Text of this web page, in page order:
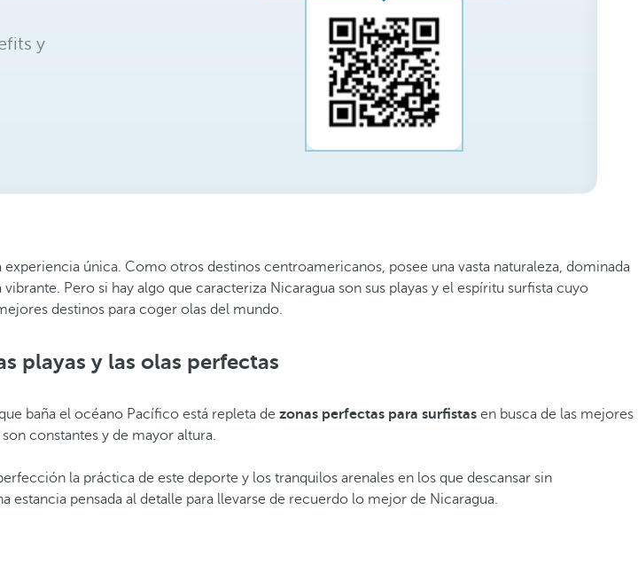
y
única. Como otros destinos centroamericanos, posee una vasta naturaleza, dominada
vibrante. Pero si hay algo que caracteriza Nicaragua son sus playas y el espíritu surfista cuyo
destinos para coger olas del mundo.
playas y las olas perfectas
baña el océano Pacífico está repleta de zonas perfectas para surfistas en busca de las mejores
constantes y de mayor altura.
la práctica de este deporte y los tranquilos arenales en los que descansar sin
pensada al detalle para llevarse de recuerdo lo mejor de Nicaragua.